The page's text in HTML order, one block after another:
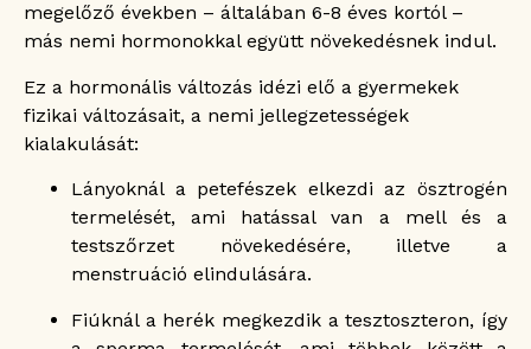
megelőző években – általában 6-8 éves kortól –
más nemi hormonokkal együtt növekedésnek indul.
Ez a hormonális változás idézi elő a gyermekek
fizikai változásait, a nemi jellegzetességek
kialakulását:
Lányoknál a petefészek elkezdi az ösztrogén
termelését, ami hatással van a mell és a
testszőrzet növekedésére, illetve a
menstruáció elindulására.
Fiúknál a herék megkezdik a tesztoszteron, így